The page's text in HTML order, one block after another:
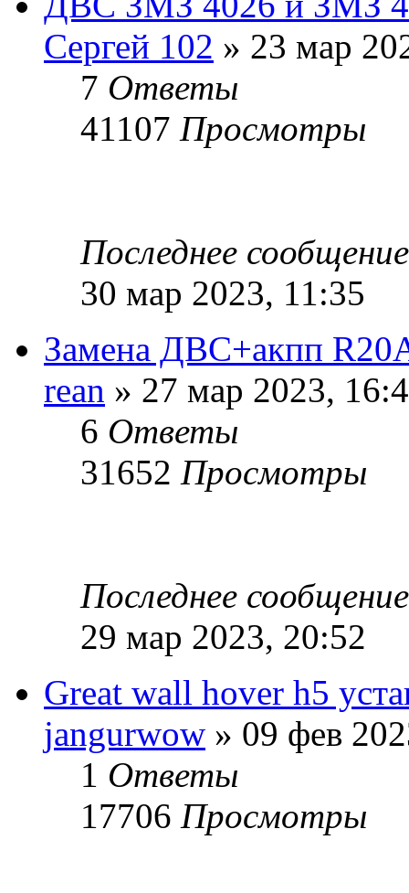
Сергей 102 » 23 мар
7 Ответы
41107 Просмотры
Последнее
30 мар 2023, 11:35
Замена ДВС+акпп
rean » 27 мар 2023,
6 Ответы
31652 Просмотры
Последнее
29 мар 2023, 20:52
Great wall hover h5
jangurwow » 09 фев
1 Ответы
17706 Просмотры